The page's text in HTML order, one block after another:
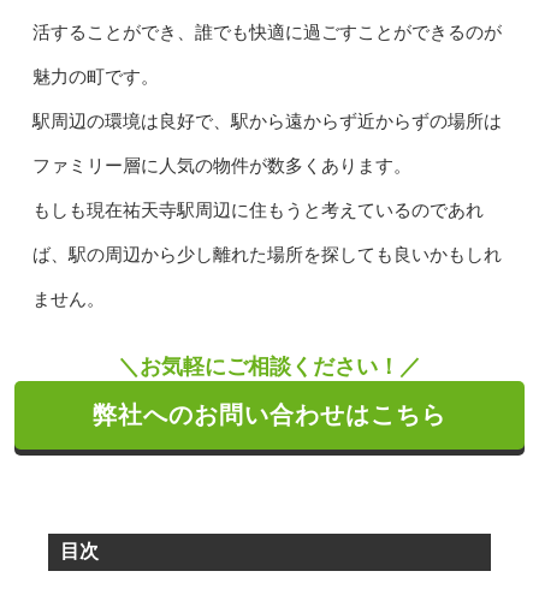
活することができ、誰でも快適に過ごすことができるのが
魅力の町です。
駅周辺の環境は良好で、駅から遠からず近からずの場所は
ファミリー層に人気の物件が数多くあります。
もしも現在祐天寺駅周辺に住もうと考えているのであれ
ば、駅の周辺から少し離れた場所を探しても良いかもしれ
ません。
＼お気軽にご相談ください！／
弊社へのお問い合わせはこちら
目次